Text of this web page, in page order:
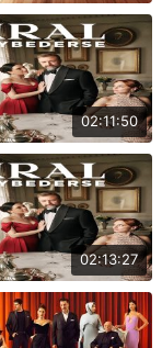
02:11:50
02:13:27